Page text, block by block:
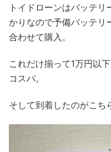
トイドローンはバッテ
かりなので予備バッテリ
合わせて購入。
これだけ揃って1万円以
コスパ。
そして到着したのがこち